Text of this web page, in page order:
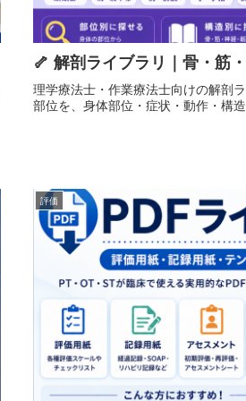
🦴 解剖ライブラリ｜骨・筋
理学療法士・作業療法士向けの解剖
部位を、身体部位・症状・動作・構
評価